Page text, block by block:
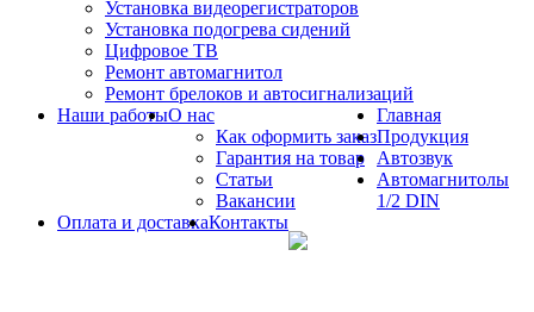
Установка видеорегистраторов
Установка подогрева сидений
Цифровое ТВ
Ремонт автомагнитол
Ремонт брелоков и автосигнализаций
Наши работыО нас
Как оформить заказ
Гарантия на товар
Статьи
Вакансии
Оплата и доставкаКонтакты
Главная
Продукция
Автозвук
Автомагнитолы
1/2 DIN